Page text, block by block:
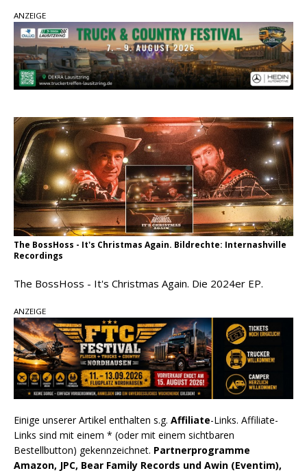
„Choosin‘ Texas“ gehört zu den größten Hits
aller Zeiten
pez veröffentlicht neue Single „Late Night
Talks“ – eine Hymne auf unvergessliche
Country Music Hot News – 9. August 2026:
Morgan Wallen, Dolly Parton und Riley Green im
Fokus
ANZEIGE
The BossHoss - It's Christmas Again. Bildrechte: Internashville
Recordings
The BossHoss - It's Christmas Again. Die 2024er EP.
ANZEIGE
Einige unserer Artikel enthalten s.g. Affiliate-Links. Affiliate-
Links sind mit einem * (oder mit einem sichtbaren
Bestellbutton) gekennzeichnet. Partnerprogramme
Amazon, JPC, Bear Family Records und Awin (Eventim),